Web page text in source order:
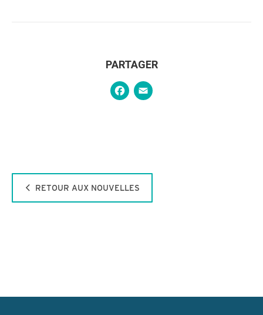
PARTAGER
Facebook
RETOUR AUX NOUVELLES